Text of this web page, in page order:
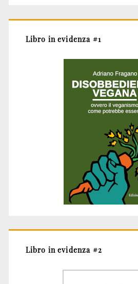
Libro in evidenza #1
Libro in evidenza #2